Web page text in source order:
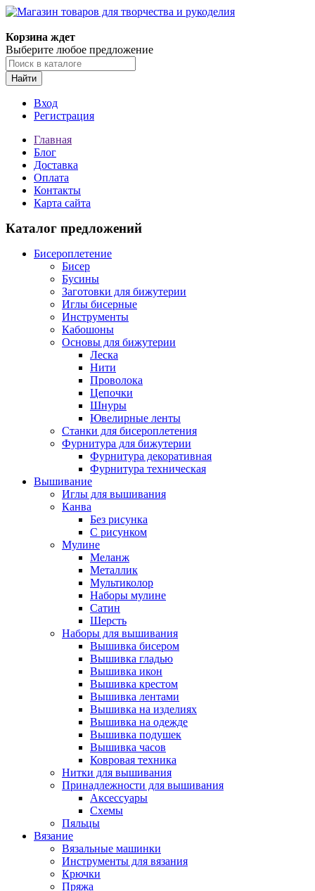
Корзина ждет
Выберите любое предложение
Найти
Вход
Регистрация
Главная
Блог
Доставка
Оплата
Контакты
Карта сайта
Каталог предложений
Бисероплетение
Бисер
Бусины
Заготовки для бижутерии
Иглы бисерные
Инструменты
Кабошоны
Основы для бижутерии
Леска
Нити
Проволока
Цепочки
Шнуры
Ювелирные ленты
Станки для бисероплетения
Фурнитура для бижутерии
Фурнитура декоративная
Фурнитура техническая
Вышивание
Иглы для вышивания
Канва
Без рисунка
С рисунком
Мулине
Меланж
Металлик
Мультиколор
Наборы мулине
Сатин
Шерсть
Наборы для вышивания
Вышивка бисером
Вышивка гладью
Вышивка икон
Вышивка крестом
Вышивка лентами
Вышивка на изделиях
Вышивка на одежде
Вышивка подушек
Вышивка часов
Ковровая техника
Нитки для вышивания
Принадлежности для вышивания
Аксессуары
Схемы
Пяльцы
Вязание
Вязальные машинки
Инструменты для вязания
Крючки
Пряжа